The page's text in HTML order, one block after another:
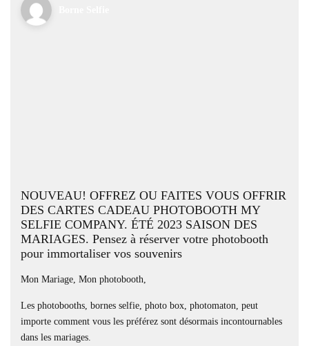
NOUVEAU! OFFREZ OU FAITES VOUS OFFRIR
DES CARTES CADEAU PHOTOBOOTH MY
SELFIE COMPANY. ÉTÉ 2023 SAISON DES
MARIAGES. Pensez à réserver votre photobooth
pour immortaliser vos souvenirs
Mon Mariage, Mon photobooth,
Les photobooths, bornes selfie, photo box, photomaton, peut
importe comment vous les préférez sont désormais incontournables
dans les mariages.